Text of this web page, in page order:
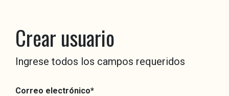
Crear usuario
Ingrese todos los campos requeridos
Correo electrónico*